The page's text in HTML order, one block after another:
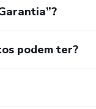
podem ter?